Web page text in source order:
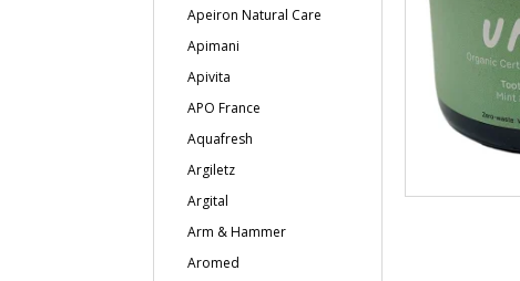
Apeiron Natural Care
Apimani
Apivita
APO France
Aquafresh
Argiletz
Argital
Arm & Hammer
Aromed